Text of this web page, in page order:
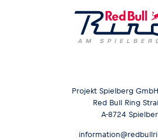
Projekt Spielberg
Red Bull Ring
A-8724